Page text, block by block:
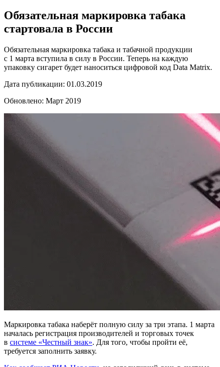
Обязательная маркировка табака
стартовала в России
Обязательная маркировка табака и табачной продукции
с 1 марта вступила в силу в России. Теперь на каждую
упаковку сигарет будет наноситься цифровой код Data Matrix.
Дата публикации: 01.03.2019
Обновлено: Март 2019
Маркировка табака наберёт полную силу за три этапа. 1 марта
началась регистрация производителей и торговых точек
в системе «Честный знак». Для того, чтобы пройти её,
требуется заполнить заявку.